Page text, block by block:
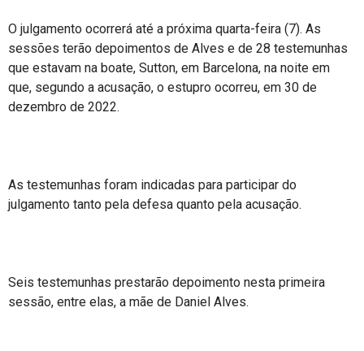
O julgamento ocorrerá até a próxima quarta-feira (7). As
sessões terão depoimentos de Alves e de 28 testemunhas
que estavam na boate, Sutton, em Barcelona, na noite em
que, segundo a acusação, o estupro ocorreu, em 30 de
dezembro de 2022.
As testemunhas foram indicadas para participar do
julgamento tanto pela defesa quanto pela acusação.
Seis testemunhas prestarão depoimento nesta primeira
sessão, entre elas, a mãe de Daniel Alves.